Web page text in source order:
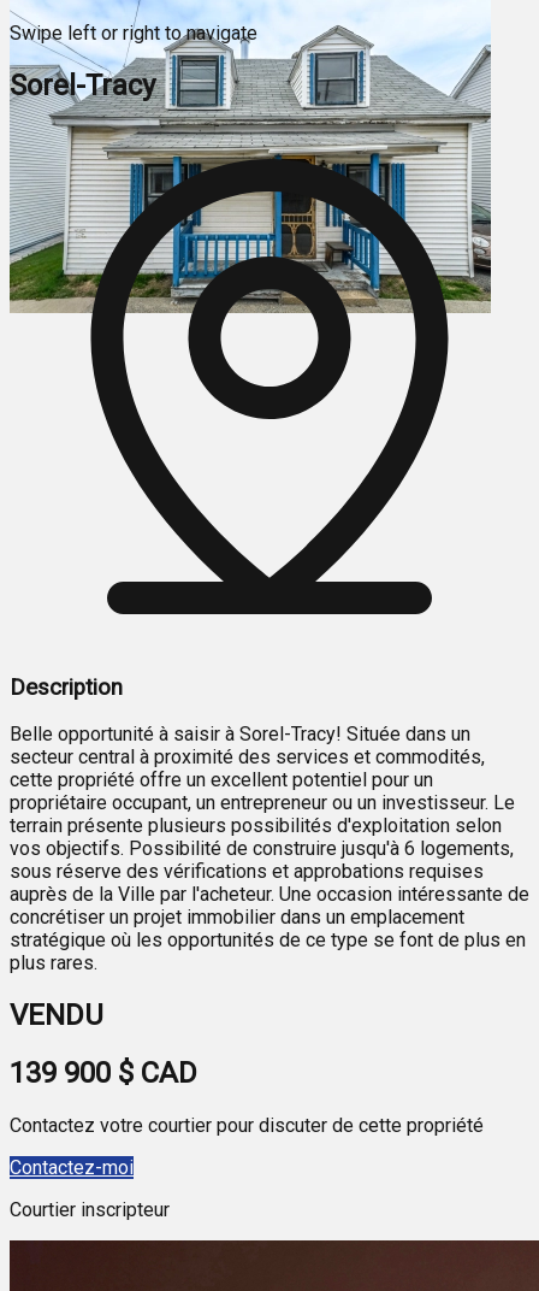
Swipe left or right to navigate
Sorel-Tracy
Description
Belle opportunité à saisir à Sorel-Tracy! Située dans un
secteur central à proximité des services et commodités,
cette propriété offre un excellent potentiel pour un
propriétaire occupant, un entrepreneur ou un investisseur. Le
terrain présente plusieurs possibilités d'exploitation selon
vos objectifs. Possibilité de construire jusqu'à 6 logements,
sous réserve des vérifications et approbations requises
auprès de la Ville par l'acheteur. Une occasion intéressante de
concrétiser un projet immobilier dans un emplacement
stratégique où les opportunités de ce type se font de plus en
plus rares.
VENDU
139 900 $ CAD
Contactez votre courtier pour discuter de cette propriété
Contactez-moi
Courtier inscripteur